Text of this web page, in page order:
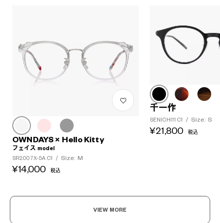
OWNDAYS × Hello Kitty
フェイス model
SR2007X-5A C1
/ Size: M
¥14,000 税込
千一作
SENICHI11 C1 / Size: S
¥21,800 税込
VIEW MORE